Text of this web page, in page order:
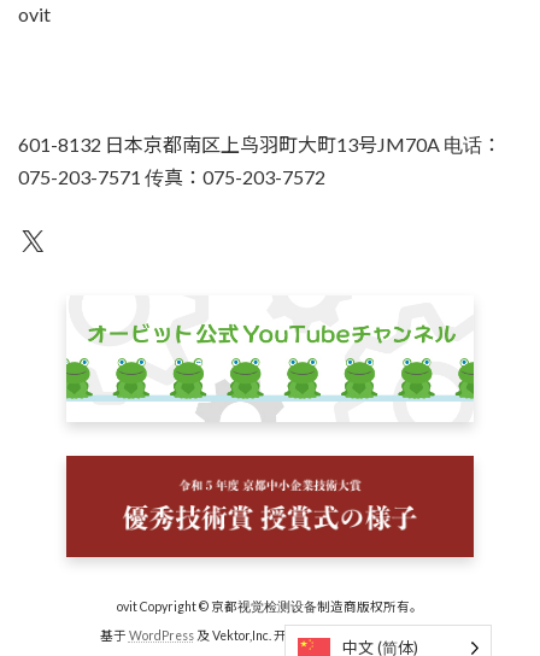
ovit
601-8132 日本京都南区上鸟羽町大町13号JM70A 电话：
075-203-7571 传真：075-203-7572
不为人知
ovit Copyright © 京都视觉检测设备制造商版权所有。
基于 WordPress及 Vektor,Inc. 开发的Lightning 主题
中文 (简体)